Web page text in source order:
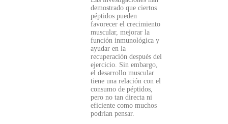
demostrado que ciertos
péptidos pueden
favorecer el crecimiento
muscular, mejorar la
función inmunológica y
ayudar en la
recuperación después del
ejercicio. Sin embargo,
el desarrollo muscular
tiene una relación con el
consumo de péptidos,
pero no tan directa ni
eficiente como muchos
podrían pensar.